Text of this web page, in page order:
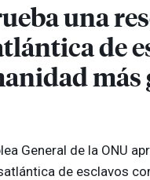
una
de
más
General de la ONU
de esclavos